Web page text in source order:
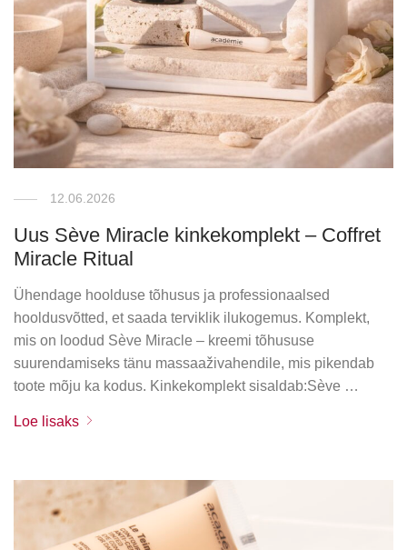
12.06.2026
Uus Sève Miracle kinkekomplekt – Coffret
Miracle Ritual
Ühendage hoolduse tõhusus ja professionaalsed
hooldusvõtted, et saada terviklik ilukogemus. Komplekt,
mis on loodud Sève Miracle – kreemi tõhususe
suurendamiseks tänu massaaživahendile, mis pikendab
toote mõju ka kodus. Kinkekomplekt sisaldab:Sève …
Loe lisaks